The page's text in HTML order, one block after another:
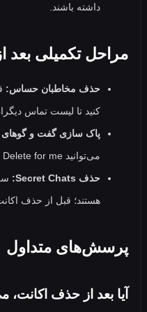
داشته باشند.
تکمیلی بعد از
حذف مخاطبان حساس:قبل از
کنید تا لیست تماس دیگران کمتر
پاک‌ سازی گفت‌ و گوهای حساس:
سکرت‌
هستند؛ قبل از حذف اکانت، آن‌ها
متداول
از حذف اکانت، می‌توانم